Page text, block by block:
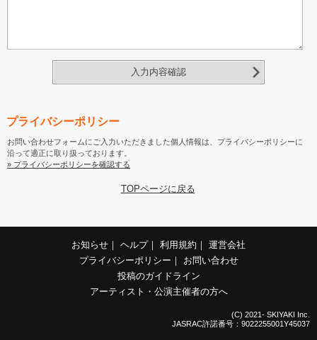
入力内容確認
プライバシーポリシー
お問い合わせフォームにご入力いただきました個人情報は、プライバシーポリシーに
沿って適正に取り扱っております。
» プライバシーポリシーを確認する
TOPページに戻る
お知らせ ヘルプ 利用規約
運営会社
プライバシーポリシー
お問い合わせ
投稿のガイドライン
アーティスト・公演主催者の方へ
(C) 2021- SKIYAKI Inc.
JASRAC許諾番号：9022255001Y45037